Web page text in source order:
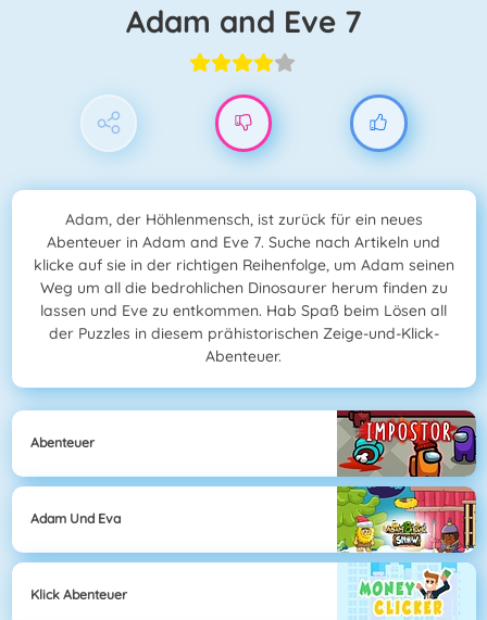
Adam and Eve 7
Adam, der Höhlenmensch, ist zurück für ein neues
Abenteuer in Adam and Eve 7. Suche nach Artikeln und
klicke auf sie in der richtigen Reihenfolge, um Adam seinen
Weg um all die bedrohlichen Dinosaurer herum finden zu
lassen und Eve zu entkommen. Hab Spaß beim Lösen all
der Puzzles in diesem prähistorischen Zeige-und-Klick-
Abenteuer.
Abenteuer
Adam Und Eva
Klick Abenteuer